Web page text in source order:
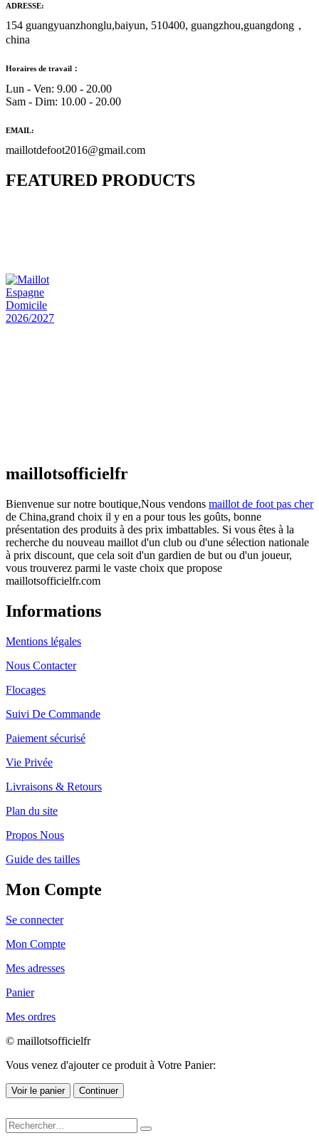
ADRESSE:
154 guangyuanzhonglu,baiyun, 510400, guangzhou,guangdong，
china
Horaires de travail：
Lun - Ven: 9.00 - 20.00
Sam - Dim: 10.00 - 20.00
EMAIL:
maillotdefoot2016@gmail.com
FEATURED PRODUCTS
maillotsofficielfr
Bienvenue sur notre boutique,Nous vendons maillot de foot pas cher
de China,grand choix il y en a pour tous les goûts, bonne
présentation des produits à des prix imbattables. Si vous êtes à la
recherche du nouveau maillot d'un club ou d'une sélection nationale
à prix discount, que cela soit d'un gardien de but ou d'un joueur,
vous trouverez parmi le vaste choix que propose
maillotsofficielfr.com
Informations
Mentions légales
Nous Contacter
Flocages
Suivi De Commande
Paiement sécurisé
Vie Privée
Livraisons & Retours
Plan du site
Propos Nous
Guide des tailles
Mon Compte
Se connecter
Mon Compte
Mes adresses
Panier
Mes ordres
© maillotsofficielfr
Vous venez d'ajouter ce produit à Votre Panier:
Voir le panier Continuer